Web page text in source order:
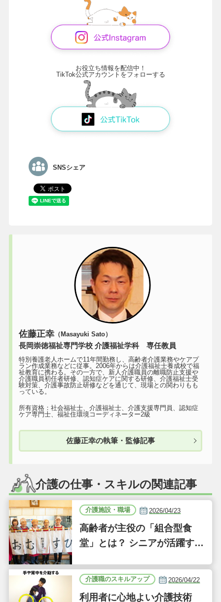
お役立ち情報を配信中！
TikTok公式アカウントをフォローする
SNSシェア
佐藤正幸（Masayuki Sato）
長岡崇徳福祉専門学校 介護福祉学科 専任教員
特別養護老人ホームで11年間勤務し、高齢者介護業務やケアプ
ラン作成業務などに従事。2006年からは介護福祉士養成校で福
祉教育に携わる。その一方で、新人介護職員の離職防止支援や
介護職員初任者研修、認知症ケアに関する研修、介護福祉士受
験対策、介護事故防止研修などを通じて、現場との関わりもも
っている。
所有資格：社会福祉士、介護福祉士、介護支援専門員、認知症
ケア専門士、福祉住環境コーディネーター2級
佐藤正幸の執筆・監修記事
介護の仕事・スキルの関連記事
介護施設・職場 2026/04/23
高齢者が主役の「組合型食
堂」とは？ シニアが活躍する
D」に注目｜気になるあの介
護施設
介護職のスキルアップ 2026/04/22
利用者に心地よい介護技術